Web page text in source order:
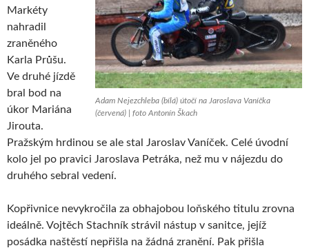
Adam Nejezchleba (bílá) útočí na Jaroslava Vaníčka
(červená) | foto Antonín Škach
Markéty
nahradil
zraněného
Karla Průšu.
Ve druhé jízdě
bral bod na
úkor Mariána
Jirouta.
Pražským hrdinou se ale stal Jaroslav Vaníček. Celé úvodní
kolo jel po pravici Jaroslava Petráka, než mu v nájezdu do
druhého sebral vedení.
Kopřivnice nevykročila za obhajobou loňského titulu zrovna
ideálně. Vojtěch Stachník strávil nástup v sanitce, jejíž
posádka naštěstí nepřišla na žádná zranění. Pak přišla